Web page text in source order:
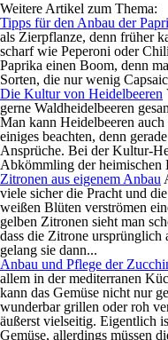
Weitere Artikel zum Thema:
Tipps für den Anbau der
als Zierpflanze, denn früher
scharf wie Peperoni oder
Paprika einen Boom, denn
Sorten, die nur wenig
Die Kultur von Heidelbeeren
gerne Waldheidelbeeren
Man kann Heidelbeeren
einiges beachten, denn
Ansprüche. Bei der Kultur-
Abkömmling der heimischen
Zitronen aus eigenem Anbau
viele sicher die Pracht und
weißen Blüten verströmen
gelben Zitronen sieht man
dass die Zitrone ursprünglich
gelang sie dann...
Anbau und Pflege der
allem in der mediterranen
kann das Gemüse nicht nur
wunderbar grillen oder roh
äußerst vielseitig. Eigentlich
Gemüse, allerdings müssen